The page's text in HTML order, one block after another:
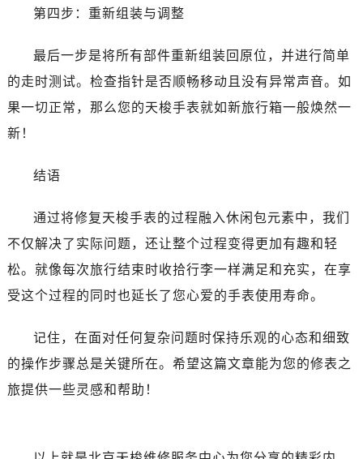
第四步：重新组装与调整
最后一步是将所有部件重新组装回原位，并进行简单
的走时测试。检查指针是否顺畅移动且没有异常声音。如
果一切正常，那么您的天梭手表就如新旅行箱一般焕然一
新！
结语
通过将修复天梭手表的过程融入休闲包元素中，我们
不仅解决了实际问题，还让整个过程变得更加有趣和轻
松。就像每次旅行结束时收拾行李一样满足和充实，在享
受这个过程的同时也延长了您心爱的手表使用寿命。
记住，在面对任何复杂问题时保持乐观的心态和细致
的操作步骤总是关键所在。希望这篇文章能为您的修表之
旅提供一些灵感和帮助！